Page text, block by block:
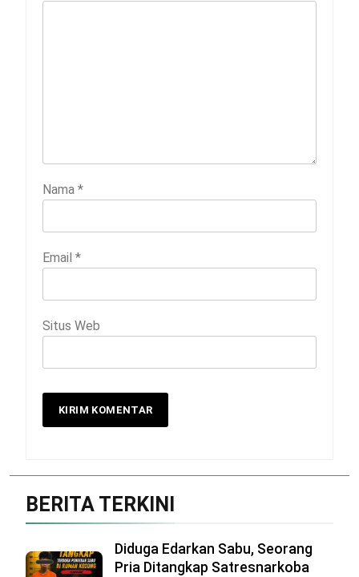
Nama *
Email *
Situs Web
BERITA TERKINI
Diduga Edarkan Sabu, Seorang
Pria Ditangkap Satresnarkoba